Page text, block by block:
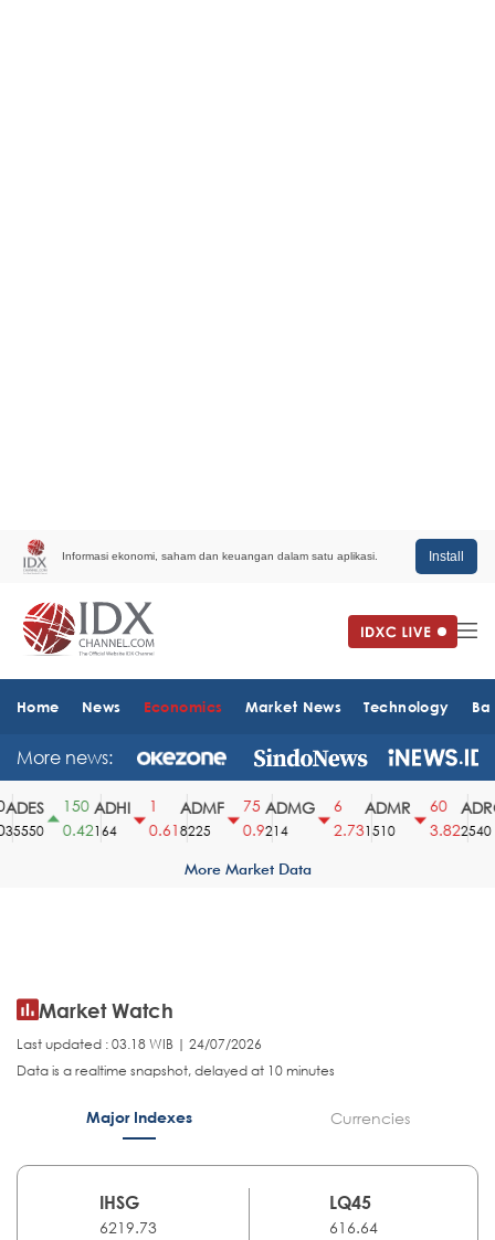
Informasi ekonomi, saham dan keuangan dalam satu aplikasi. Install
Home News Economics Market News Technology
More news:
150
0.42
ADHI
164
0.61
ADMF
8225
75
0.9
ADMG
214
2.73
ADMR
1510
60
3.82
ADRO
2540
More Market Data
Market Watch
Last updated : 03.18 WIB | 24/07/2026
Data is a realtime snapshot, delayed at 10 minutes
Major Indexes Currencies
IHSG
6219.73
LQ45
616.64